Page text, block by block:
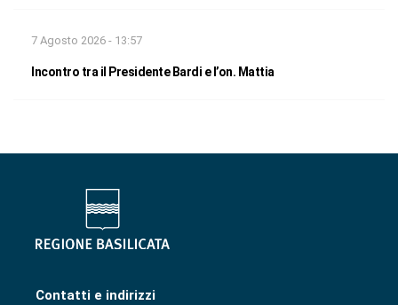
7 Agosto 2026 - 13:57
Incontro tra il Presidente Bardi e l’on. Mattia
Contatti e indirizzi